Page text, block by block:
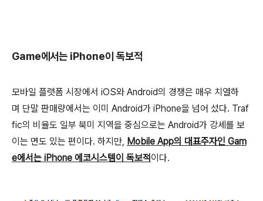
Game에서는 iPhone이 독보적
모바일 플랫폼 시장에서 iOS와 Android의 경쟁은 매우 치열하
며 단말 판매량에서는 이미 Android가 iPhone을 넘어 섰다. Traf
fic의 비율도 일부 북미 지역을 중심으로는 Android가 강세를 보
이는 면도 있는 편이다. 하지만, Mobile App의 대표주자인 Gam
e에서는 iPhone 에코시스템이 독보적이다.